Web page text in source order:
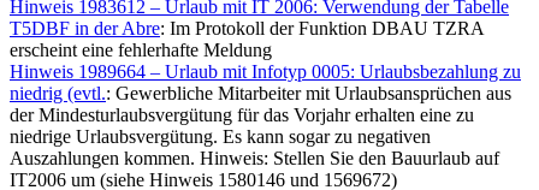
Hinweis 1983612 – Urlaub mit IT 2006: Verwendung der Tabelle
T5DBF in der Abre: Im Protokoll der Funktion DBAU TZRA
erscheint eine fehlerhafte Meldung
Hinweis 1989664 – Urlaub mit Infotyp 0005: Urlaubsbezahlung zu
niedrig (evtl.: Gewerbliche Mitarbeiter mit Urlaubsansprüchen aus
der Mindesturlaubsvergütung für das Vorjahr erhalten eine zu
niedrige Urlaubsvergütung. Es kann sogar zu negativen
Auszahlungen kommen. Hinweis: Stellen Sie den Bauurlaub auf
IT2006 um (siehe Hinweis 1580146 und 1569672)